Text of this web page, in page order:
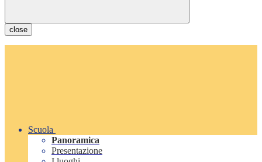
close
Scuola
Panoramica
Presentazione